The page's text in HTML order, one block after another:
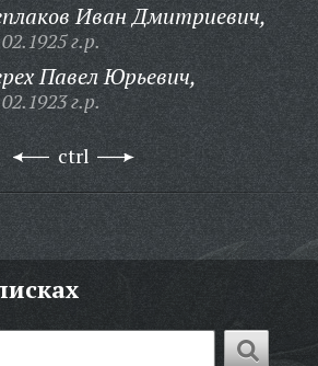
Иван Дмитриевич,
г.р.
Павел Юрьевич,
г.р.
ctrl